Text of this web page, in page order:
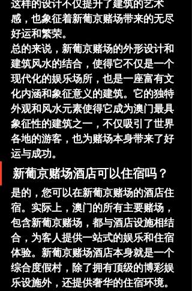
这样的设计不仅提升了建筑的艺术
感，也象征着新葡京赌场带来的无尽
好运和繁荣。
总的来说，新葡京赌场的外形设计和
建筑风水的结合，使得它不仅是一个
现代化的娱乐场所，也是一座富有文
化内涵和象征意义的建筑。它的独特
外观和风水元素使得它成为澳门最具
象征性的建筑之一，不仅吸引了世界
各地的游客，也为赌场本身带来了好
运与成功。
新葡京赌场酒店可以住宿吗？
是的，您可以在新葡京赌场的酒店住
宿。实际上，澳门的所有主要赌场，
包含新葡京赌场，都与酒店设施相结
合，为客人提供一站式的娱乐和住宿
体验。新葡京赌场酒店本身就是一个
综合度假村，除了拥有顶级的博彩娱
乐设施外，还提供奢华的住宿环境。